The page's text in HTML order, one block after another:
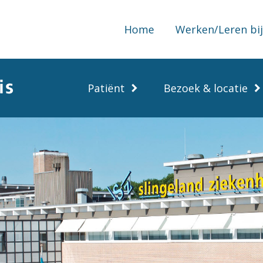
Home Werken/Leren bij
Patiënt Bezoek & locatie